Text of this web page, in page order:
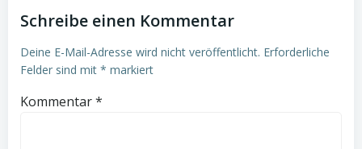
Schreibe einen Kommentar
Deine E-Mail-Adresse wird nicht veröffentlicht. Erforderliche
Felder sind mit * markiert
Kommentar*